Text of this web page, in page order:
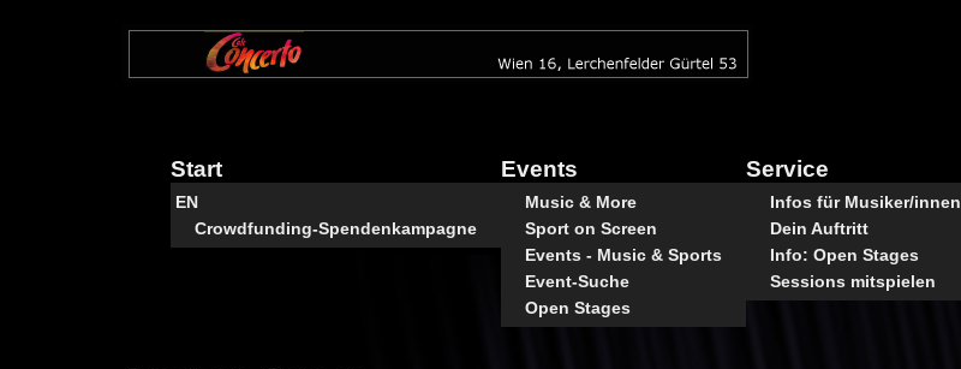
Start
EN
Crowdfunding-Spendenkampagne
Events
Music & More
Sport on Screen
Events - Music & Sports
Event-Suche
Open Stages
Service
Infos für Musiker/innen
Dein Auftritt
Info: Open Stages
Sessions mitspielen